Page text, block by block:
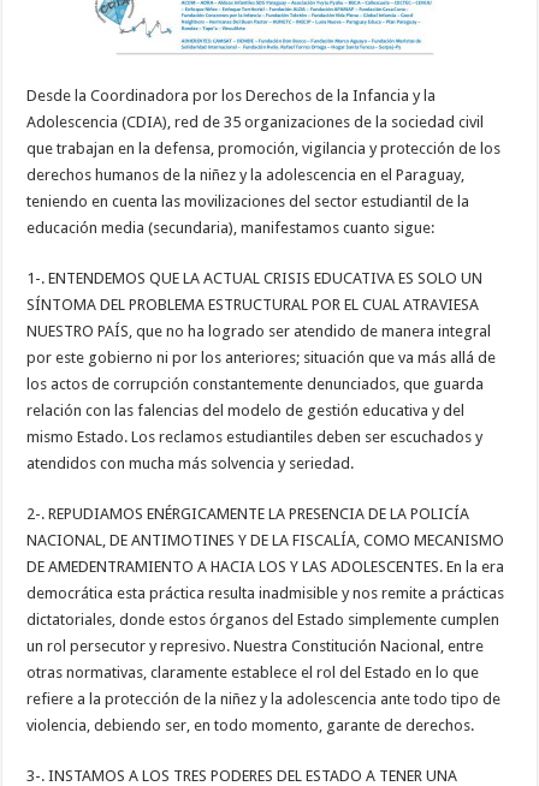
Desde la Coordinadora por los Derechos de la Infancia y la
Adolescencia (CDIA), red de 35 organizaciones de la sociedad civil
que trabajan en la defensa, promoción, vigilancia y protección de los
derechos humanos de la niñez y la adolescencia en el Paraguay,
teniendo en cuenta las movilizaciones del sector estudiantil de la
educación media (secundaria), manifestamos cuanto sigue:
1-. ENTENDEMOS QUE LA ACTUAL CRISIS EDUCATIVA ES SOLO UN
SÍNTOMA DEL PROBLEMA ESTRUCTURAL POR EL CUAL ATRAVIESA
NUESTRO PAÍS, que no ha logrado ser atendido de manera integral
por este gobierno ni por los anteriores; situación que va más allá de
los actos de corrupción constantemente denunciados, que guarda
relación con las falencias del modelo de gestión educativa y del
mismo Estado. Los reclamos estudiantiles deben ser escuchados y
atendidos con mucha más solvencia y seriedad.
2-. REPUDIAMOS ENÉRGICAMENTE LA PRESENCIA DE LA POLICÍA
NACIONAL, DE ANTIMOTINES Y DE LA FISCALÍA, COMO MECANISMO
DE AMEDENTRAMIENTO A HACIA LOS Y LAS ADOLESCENTES. En la era
democrática esta práctica resulta inadmisible y nos remite a prácticas
dictatoriales, donde estos órganos del Estado simplemente cumplen
un rol persecutor y represivo. Nuestra Constitución Nacional, entre
otras normativas, claramente establece el rol del Estado en lo que
refiere a la protección de la niñez y la adolescencia ante todo tipo de
violencia, debiendo ser, en todo momento, garante de derechos.
3-. INSTAMOS A LOS TRES PODERES DEL ESTADO A TENER UNA